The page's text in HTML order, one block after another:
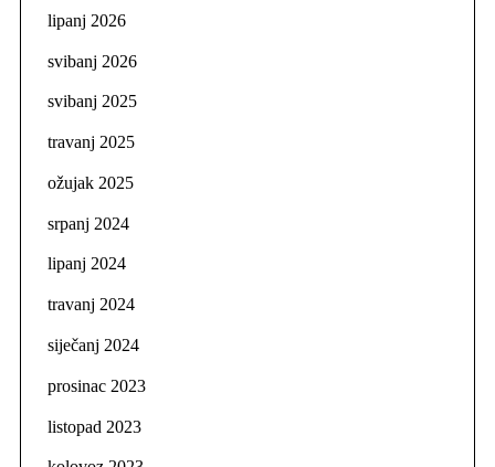
lipanj 2026
svibanj 2026
svibanj 2025
travanj 2025
ožujak 2025
srpanj 2024
lipanj 2024
travanj 2024
siječanj 2024
prosinac 2023
listopad 2023